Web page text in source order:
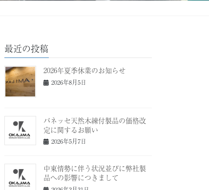
最近の投稿
2026年夏季休業のお知らせ
2026年8月5日
パネッセ天然木練付製品の価格改
定に関するお願い
2026年5月7日
中東情勢に伴う状況並びに弊社製
品への影響につきまして